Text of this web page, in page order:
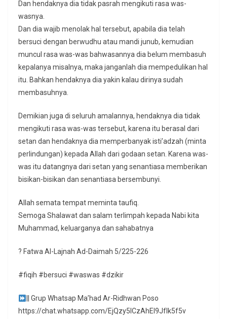
Dan hendaknya dia tidak pasrah mengikuti rasa was-
wasnya.
Dan dia wajib menolak hal tersebut, apabila dia telah
bersuci dengan berwudhu atau mandi junub, kemudian
muncul rasa was-was bahwasannya dia belum membasuh
kepalanya misalnya, maka janganlah dia mempedulikan hal
itu. Bahkan hendaknya dia yakin kalau dirinya sudah
membasuhnya.
Demikian juga di seluruh amalannya, hendaknya dia tidak
mengikuti rasa was-was tersebut, karena itu berasal dari
setan dan hendaknya dia memperbanyak isti’adzah (minta
perlindungan) kepada Allah dari godaan setan. Karena was-
was itu datangnya dari setan yang senantiasa memberikan
bisikan-bisikan dan senantiasa bersembunyi.
Allah semata tempat meminta taufiq.
Semoga Shalawat dan salam terlimpah kepada Nabi kita
Muhammad, keluarganya dan sahabatnya
? Fatwa Al-Lajnah Ad-Daimah 5/225-226
#fiqih #bersuci #waswas #dzikir
|| Grup Whatsap Ma’had Ar-Ridhwan Poso
https://chat.whatsapp.com/EjQzy5ICzAhEl9JfIk5f5v